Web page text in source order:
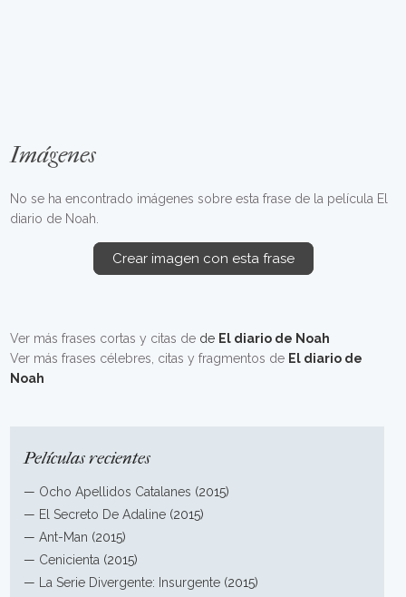
Imágenes
No se ha encontrado imágenes sobre esta frase de la película El
diario de Noah.
Crear imagen con esta frase
Ver más frases cortas y citas de de El diario de Noah
Ver más frases célebres, citas y fragmentos de El diario de
Noah
Películas recientes
— Ocho Apellidos Catalanes (2015)
— El Secreto De Adaline (2015)
—Ant-Man (2015)
— Cenicienta (2015)
—
La Serie Divergente: Insurgente (2015)